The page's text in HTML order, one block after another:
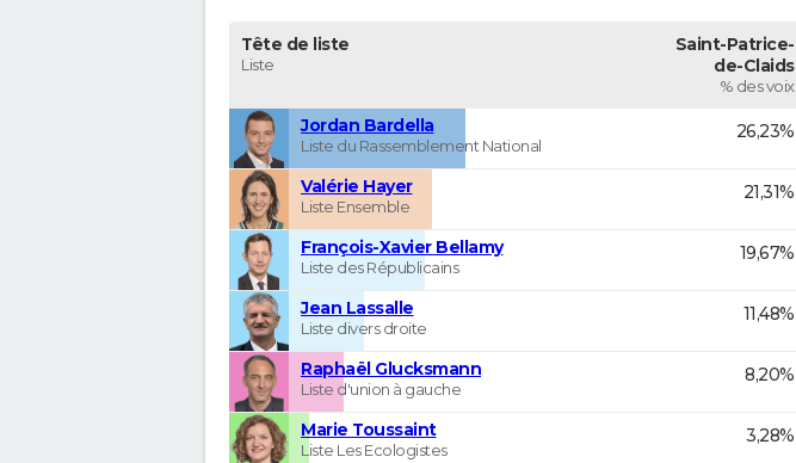
Tête de liste
Liste
Saint-Patrice-
de-Claids
% des voix
Jordan Bardella
Liste du Rassemblement National
26,23%
Valérie Hayer
Liste Ensemble
21,31%
François-Xavier Bellamy
Liste des Républicains
19,67%
Jean Lassalle
Liste divers droite
11,48%
Raphaël Glucksmann
Liste d'union à gauche
8,20%
Marie Toussaint
Liste Les Ecologistes
3,28%